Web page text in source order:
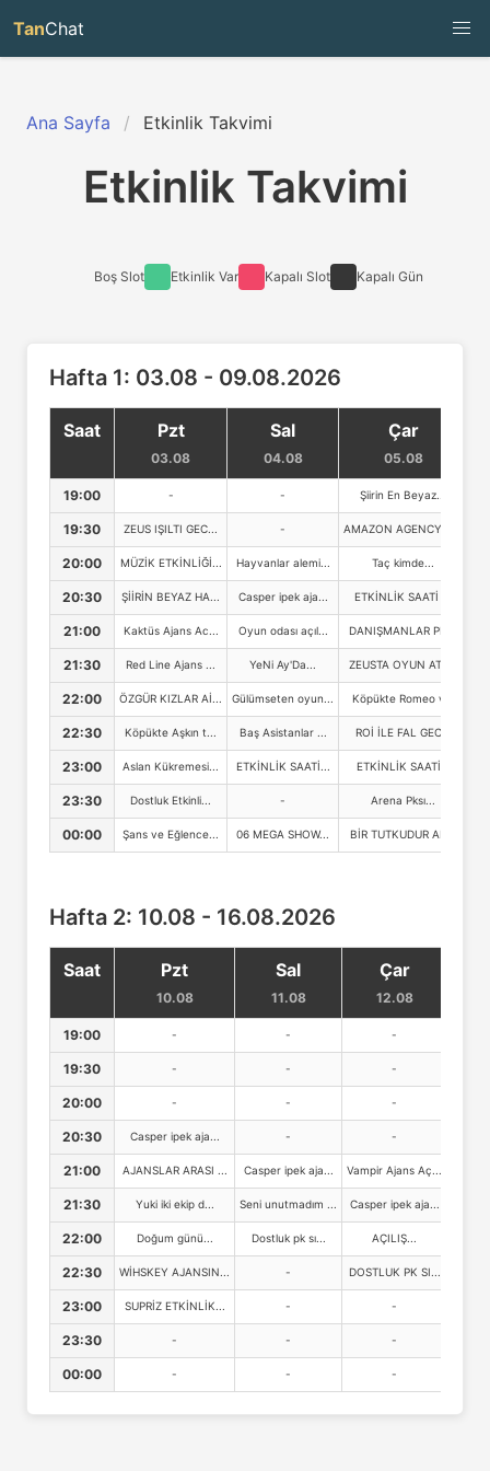
TanChat
Ana Sayfa Etkinlik Takvimi
Etkinlik Takvimi
Boş Slot Etkinlik Var Kapalı Slot Kapalı Gün
Hafta 1: 03.08 - 09.08.2026
Saat Pzt
03.08
Sal
04.08
Çar
05.08
19:00 - - Şiirin En Beyaz...
19:30 ZEUS IŞILTI GEC... - AMAZON AGENCY K...
20:00 MÜZİK ETKİNLİĞİ... Hayvanlar alemi... Taç kimde...
20:30 ŞİİRİN BEYAZ HA... Casper ipek aja... ETKİNLİK SAATİ ...
21:00 Kaktüs Ajans Ac... Oyun odası açıl... DANIŞMANLAR PK...
21:30 Red Line Ajans ... YeNi Ay'Da... ZEUSTA OYUN ATE...
22:00 ÖZGÜR KIZLAR Aİ... Gülümseten oyun... Köpükte Romeo v...
22:30 Köpükte Aşkın t... Baş Asistanlar ... ROİ İLE FAL GEC...
23:00 Aslan Kükremesi... ETKİNLİK SAATİ... ETKİNLİK SAATİ...
23:30 Dostluk Etkinli... - Arena Pksı...
00:00 Şans ve Eğlence... 06 MEGA SHOW... BİR TUTKUDUR AR...
Hafta 2: 10.08 - 16.08.2026
Saat Pzt
10.08
Sal
11.08
Çar
12.08
19:00 - - -
19:30 - - -
20:00 - - -
20:30 Casper ipek aja... - -
21:00 AJANSLAR ARASI ... Casper ipek aja... Vampir Ajans Aç...
21:30 Yuki iki ekip d... Seni unutmadım ... Casper ipek aja...
22:00 Doğum günü... Dostluk pk sı... AÇILIŞ...
22:30 WİHSKEY AJANSIN... - DOSTLUK PK SI...
23:00 SUPRİZ ETKİNLİK... - -
23:30 - - -
00:00 - - -